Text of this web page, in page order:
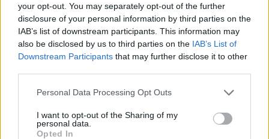
your opt-out. You may separately opt-out of the further
disclosure of your personal information by third parties on the
IAB’s list of downstream participants. This information may
also be disclosed by us to third parties on the IAB’s List of
Downstream Participants that may further disclose it to other
Personal Data Processing Opt Outs
I want to opt-out of the Sharing of my
personal data.
Opted In
ΣΧΕΤΙΚΑ ΑΡΘΡΑ